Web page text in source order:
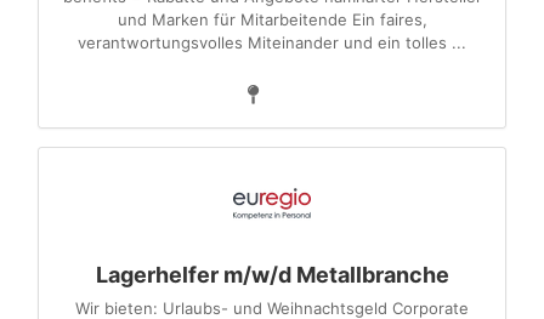
und Marken für Mitarbeitende Ein faires,
verantwortungsvolles Miteinander und ein tolles ...
Lagerhelfer m/w/d Metallbranche
Wir bieten: Urlaubs- und Weihnachtsgeld Corporate